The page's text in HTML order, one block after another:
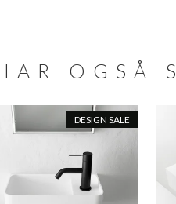
OGSÅ
DESIGN SALE